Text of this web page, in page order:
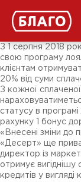
ЗМІ про нас
Підписники
Ярмарки
З 1 серпня 2018
свою програму
клієнтам
20% від суми
З кожної
статусу в
рахунку 1 бонус
«Внесені зміни до
«Десерт» ще
директор із
отримує вигіднішу
кредитів у